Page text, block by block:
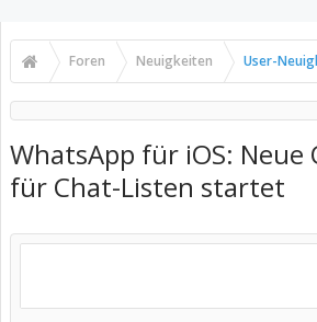
Foren Neuigkeiten User-
WhatsApp für iOS: Neue
für Chat-Listen startet